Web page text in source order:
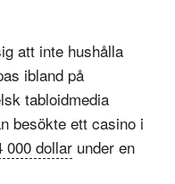
att inte hushålla
ibland på
tabloidmedia
besökte ett casino i
000 dollar under en